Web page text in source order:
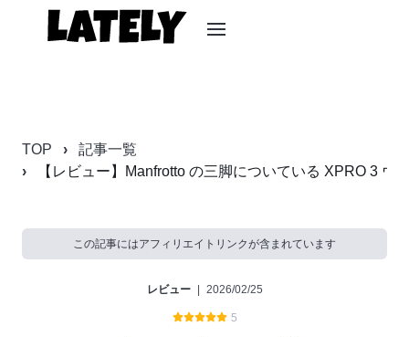
TOP
記事一覧
【レビュー】Manfrotto の三脚についている XPRO 3
この記事にはアフィリエイトリンクが含まれています
レビュー 2026/02/25
5